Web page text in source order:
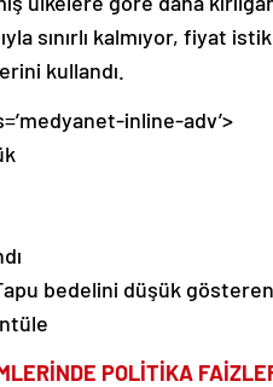
sınırlı kalmıyor, fiyat
kullandı.
inline-adv’>
bedelini düşük
POLİTİKA